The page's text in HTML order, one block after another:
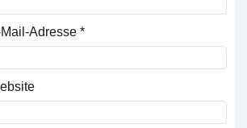
Mail-Adresse *